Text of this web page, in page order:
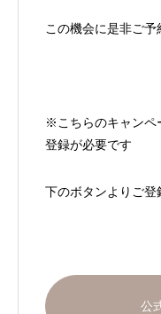
この機会に是非ご予
※こちらのキャンペ
登録が必要です
下のボタンよりご登
公